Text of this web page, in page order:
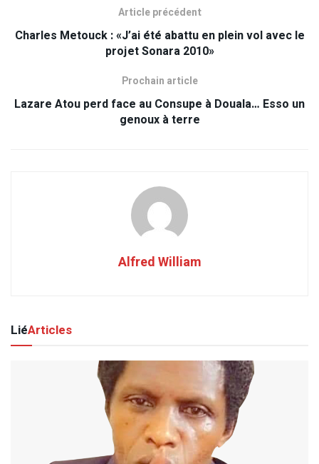
Article précédent
Charles Metouck : «J’ai été abattu en plein vol avec le
projet Sonara 2010»
Prochain article
Lazare Atou perd face au Consupe à Douala… Esso un
genoux à terre
Alfred William
LiéArticles